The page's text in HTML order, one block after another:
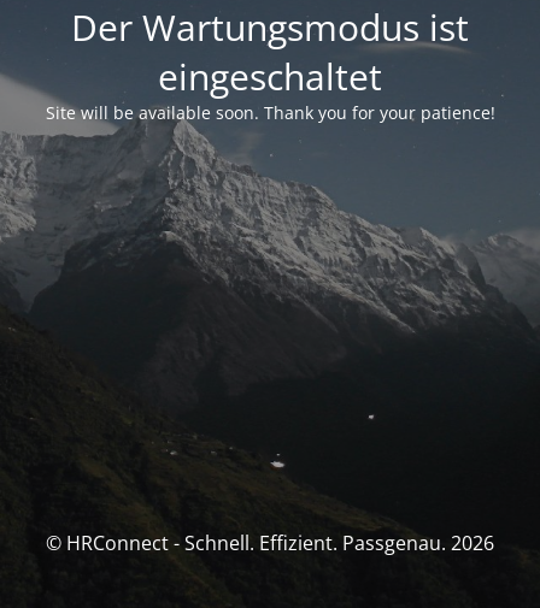
Der Wartungsmodus ist
eingeschaltet
Site will be available soon. Thank you for your patience!
© HRConnect - Schnell. Effizient. Passgenau. 2026